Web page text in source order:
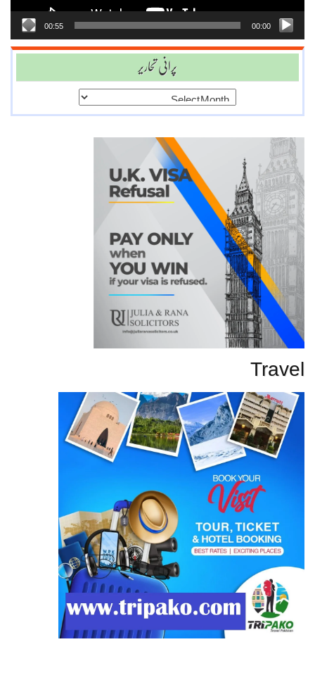
00:00
00:55
پرانی تحاریر
Travel